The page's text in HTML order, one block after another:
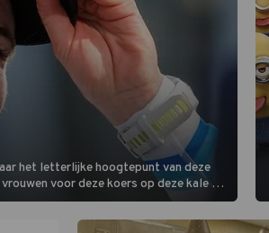
het letterlijke hoogtepunt van deze
voor deze koers op deze kale col
is vlak.